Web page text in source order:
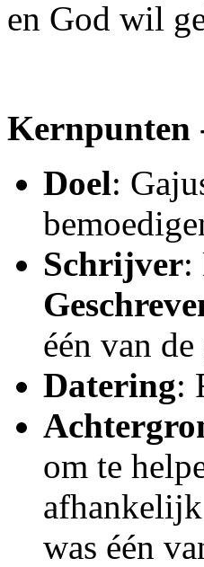
en God wil
Kernpunten
Doel:
Schrijver:
één van
Datering:
om te
was één